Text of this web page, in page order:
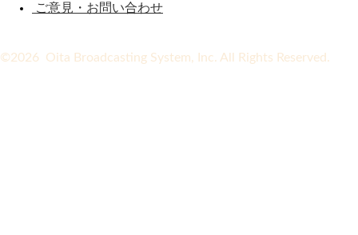
ご意見・お問い合わせ
©2026 Oita Broadcasting System, Inc. All Rights Reserved.